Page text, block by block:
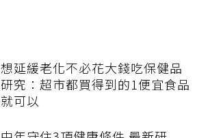
想延緩老化不必花大錢吃保健品
研究：超市都買得到的1便宜食品
就可以